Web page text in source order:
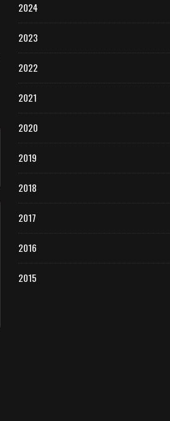
2024
2023
2022
2021
2020
2019
2018
2017
2016
2015